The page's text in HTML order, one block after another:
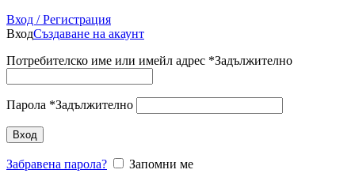
Вход / Регистрация
ВходСъздаване на акаунт
Потребителско име или имейл адрес *Задължително
Парола *Задължително
Вход
Забравена парола?
Запомни ме